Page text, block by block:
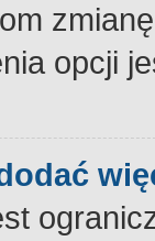
opcji